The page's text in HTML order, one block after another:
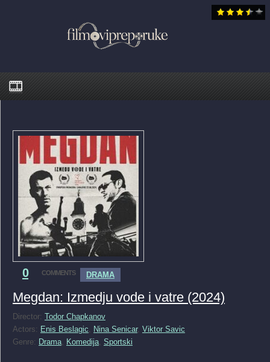
0 COMMENTS DRAMA
Megdan: Izmedju vode i vatre (2024)
Director: Todor Chapkanov
Actors: Enis Beslagic Nina Senicar, Viktor Savic
Genre: Drama Komedija Sportski